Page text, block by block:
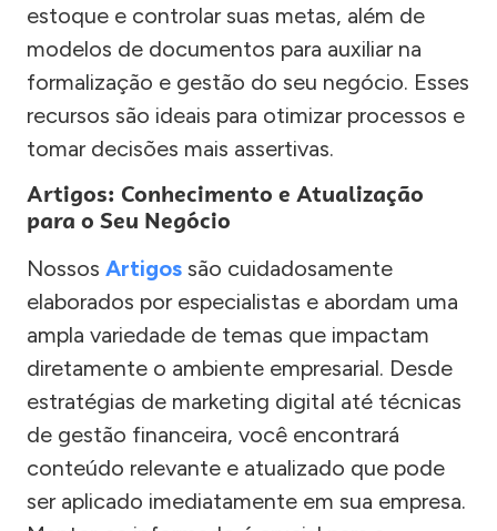
estoque e controlar suas metas, além de
modelos de documentos para auxiliar na
formalização e gestão do seu negócio. Esses
recursos são ideais para otimizar processos e
tomar decisões mais assertivas.
Artigos: Conhecimento e Atualização
para o Seu Negócio
Nossos Artigos são cuidadosamente
elaborados por especialistas e abordam uma
ampla variedade de temas que impactam
diretamente o ambiente empresarial. Desde
estratégias de marketing digital até técnicas
de gestão financeira, você encontrará
conteúdo relevante e atualizado que pode
ser aplicado imediatamente em sua empresa.